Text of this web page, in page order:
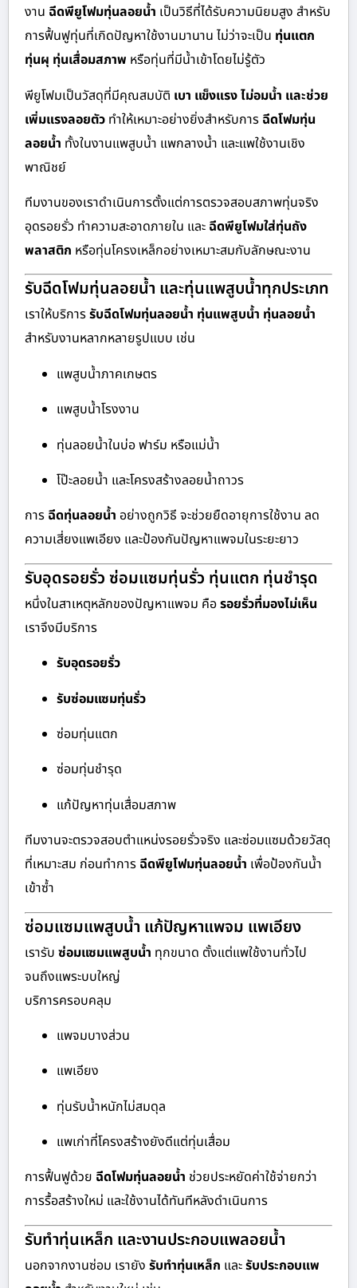
งาน ฉีดพียูโฟมทุ่นลอยน้ำ เป็นวิธีที่ได้รับความนิยมสูง สำหรับ
การฟื้นฟูทุ่นที่เกิดปัญหาใช้งานมานาน ไม่ว่าจะเป็น ทุ่นแตก
ทุ่นผุ ทุ่นเสื่อมสภาพ หรือทุ่นที่มีน้ำเข้าโดยไม่รู้ตัว
พียูโฟมเป็นวัสดุที่มีคุณสมบัติ เบา แข็งแรง ไม่อมน้ำ และช่วย
เพิ่มแรงลอยตัว ทำให้เหมาะอย่างยิ่งสำหรับการ ฉีดโฟมทุ่น
ลอยน้ำ ทั้งในงานแพสูบน้ำ แพกลางน้ำ และแพใช้งานเชิง
พาณิชย์
ทีมงานของเราดำเนินการตั้งแต่การตรวจสอบสภาพทุ่นจริง
อุดรอยรั่ว ทำความสะอาดภายใน และ ฉีดพียูโฟมใส่ทุ่นถัง
พลาสติก หรือทุ่นโครงเหล็กอย่างเหมาะสมกับลักษณะงาน
รับฉีดโฟมทุ่นลอยน้ำ และทุ่นแพสูบน้ำทุกประเภท
เราให้บริการรับฉีดโฟมทุ่นลอยน้ำ ทุ่นแพสูบน้ำ ทุ่นลอยน้ำ
สำหรับงานหลากหลายรูปแบบ เช่น
แพสูบน้ำภาคเกษตร
แพสูบน้ำโรงงาน
ทุ่นลอยน้ำในบ่อ ฟาร์ม หรือแม่น้ำ
โป๊ะลอยน้ำ และโครงสร้างลอยน้ำถาวร
การ ฉีดทุ่นลอยน้ำ อย่างถูกวิธี จะช่วยยืดอายุการใช้งาน ลด
ความเสี่ยงแพเอียง และป้องกันปัญหาแพจมในระยะยาว
รับอุดรอยรั่ว ซ่อมแซมทุ่นรั่ว ทุ่นแตก ทุ่นชำรุด
หนึ่งในสาเหตุหลักของปัญหาแพจม คือรอยรั่วที่มองไม่เห็น
เราจึงมีบริการ
รับอุดรอยรั่ว
รับซ่อมแซมทุ่นรั่ว
ซ่อมทุ่นแตก
ซ่อมทุ่นชำรุด
แก้ปัญหาทุ่นเสื่อมสภาพ
ทีมงานจะตรวจสอบตำแหน่งรอยรั่วจริง และซ่อมแซมด้วยวัสดุ
ที่เหมาะสม ก่อนทำการ ฉีดพียูโฟมทุ่นลอยน้ำ เพื่อป้องกันน้ำ
เข้าซ้ำ
ซ่อมแซมแพสูบน้ำ แก้ปัญหาแพจม แพเอียง
เรารับ ซ่อมแซมแพสูบน้ำ ทุกขนาด ตั้งแต่แพใช้งานทั่วไป
จนถึงแพระบบใหญ่
บริการครอบคลุม
แพจมบางส่วน
แพเอียง
ทุ่นรับน้ำหนักไม่สมดุล
แพเก่าที่โครงสร้างยังดีแต่ทุ่นเสื่อม
การฟื้นฟูด้วย ฉีดโฟมทุ่นลอยน้ำ ช่วยประหยัดค่าใช้จ่ายกว่า
การรื้อสร้างใหม่ และใช้งานได้ทันทีหลังดำเนินการ
รับทำทุ่นเหล็ก และงานประกอบแพลอยน้ำ
นอกจากงานซ่อม เรายัง รับทำทุ่นเหล็ก และรับประกอบแพ